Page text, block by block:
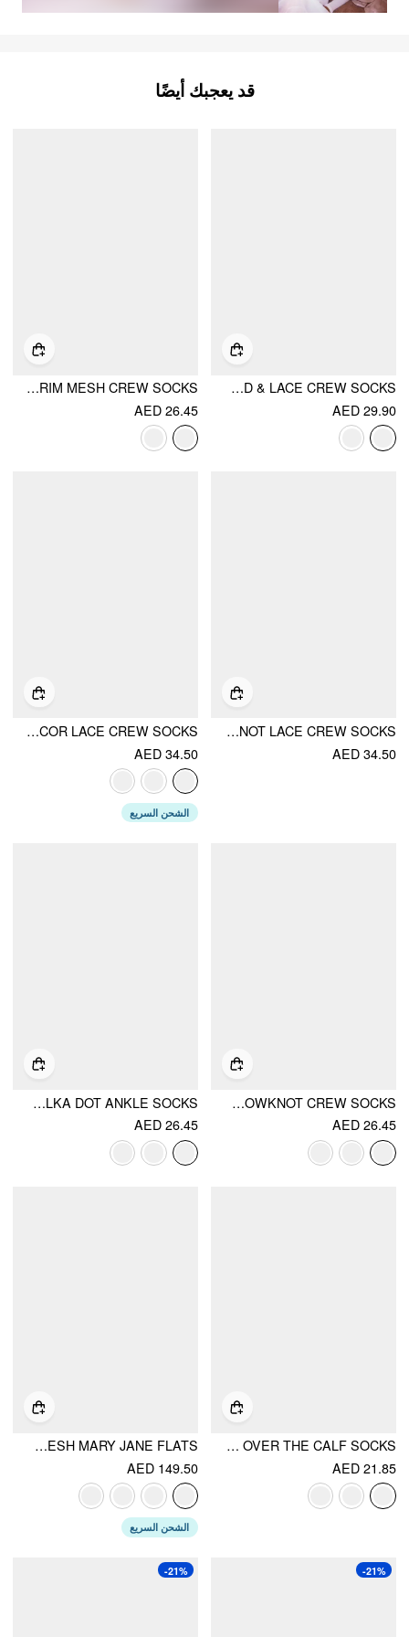
قد يعجبك أيضًا
JACQUARD & LACE CREW SOCKS
AED 29.90
LACE TRIM MESH CREW SOCKS
AED 26.45
BOWKNOT LACE CREW SOCKS
AED 34.50
BOWKNOT DECOR LACE CREW SOCKS
AED 34.50
الشحن السريع
POLKA DOT & BOWKNOT CREW SOCKS
AED 26.45
HEART POLKA DOT ANKLE SOCKS
AED 26.45
LOOSE OVER THE CALF SOCKS
AED 21.85
EMBROIDERED MESH MARY JANE FLATS
AED 149.50
الشحن السريع
-21%
-21%